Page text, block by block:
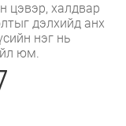
цэвэр, халдвар
дэлхийд анх
нэг нь
юм.